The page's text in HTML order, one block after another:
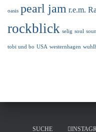
oasis pearl jam r.e.m.
rockblick selig soul
tobi und bo USA westernhagen
SUCHE